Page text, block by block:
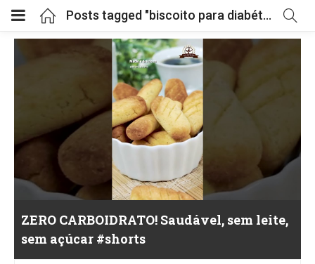
Posts tagged "biscoito para diabéticos"
ZERO CARBOIDRATO! Saudável, sem leite,
sem açúcar #shorts